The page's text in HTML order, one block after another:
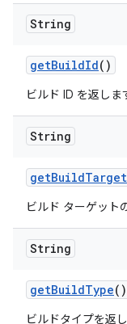
String
getBuildId()
ビルド ID を返しま
String
getBuildTarget
ビルド ターゲット
String
getBuildType()
ビルドタイプを返し